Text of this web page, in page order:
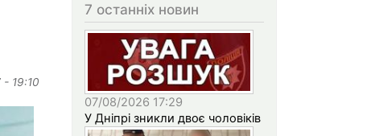
- 19:10
7 останніх новин
07/08/2026 17:29
У Дніпрі зникли двоє чоловіків